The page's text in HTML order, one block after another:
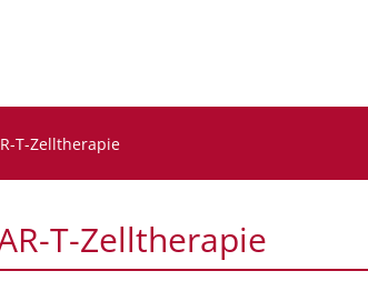
T-Zelltherapie
T-Zelltherapie